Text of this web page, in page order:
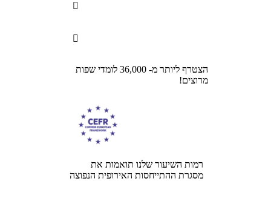


הצטרף ליותר מ- 36,000 לומדי שפות
מרוצים!
רמות השיעור שלנו תואמות את
מסגרת ההתייחסות האירופית הנפוצה